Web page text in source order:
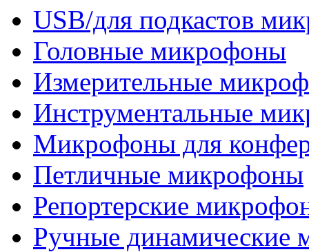
USB/для подкастов
Головные микрофоны
Измерительные
Инструментальные
Микрофоны для
Петличные микрофоны
Репортерские
Ручные динамические